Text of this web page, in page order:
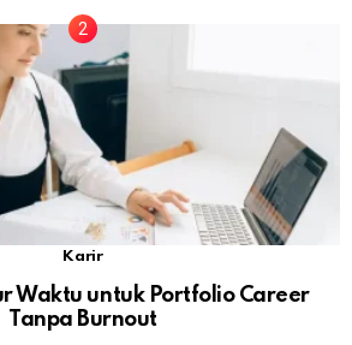
Karir
Waktu untuk Portfolio Career
Tanpa Burnout